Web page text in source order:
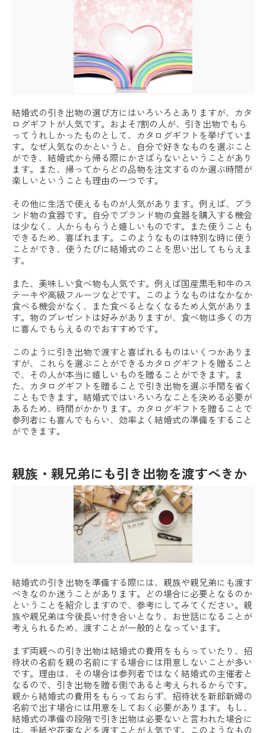
結婚式の引き出物の選び方にはいろいろとありますが、カタ
ログギフトが人気です。およそ7割の人が、引き出物でもら
ってうれしかったものとして、カタログギフトを挙げていま
す。なぜ人気なのかというと、自分で好きなものを選ぶこと
ができ、結婚式から帰る際にかさばらないということがあり
ます。また、帰ってからどの品物を注文するのか選ぶ時間が
楽しいということも理由の一つです。
その他に生活で使えるものが人気があります。例えば、ブラ
ンド物の食器です。自分でブランド物の食器を購入する機会
は少なく、人からもらうと嬉しいものです。また使うことも
できるため、喜ばれます。このようなものは特別な時に使う
ことができ、使うたびに結婚式のことを思い出してもらえま
す。
また、美味しい食べ物も人気です。例えば国産黒毛和牛のス
テーキや高級フルーツなどです。このようなものはなかなか
食べる機会がなく、また食べるとなくなるため人気がありま
す。物のプレゼントは好みがありますが、食べ物は多くの方
に喜んでもらえるのでおすすめです。
このように引き出物で渡すと喜ばれるものはいくつかありま
すが、これらを選ぶことができるカタログギフトを贈ること
で、その人が本当に嬉しいものを贈ることができます。ま
た、カタログギフトを贈ることで引き出物を選ぶ手間を省く
こともできます。結婚式ではいろいろなことを決める必要が
あるため、時間がかかります。カタログギフトを贈ることで
参列者にも喜んでもらい、効率よく結婚式の準備をすること
ができます。
親族・親兄弟にも引き出物を渡すべきか
結婚式の引き出物を準備する際には、親族や親兄弟にも渡す
べきなのか迷うことがあります。どの場合に必要となるのか
ということを紹介しますので、参考にしてみてください。親
族や親兄弟は今後長い付き合いとなり、お世話になることが
考えられるため、渡すことが一般的となっています。
まず両親への引き出物は結婚式の費用をもらっていたり、招
待状の名前を親の名前にする場合には用意しないことが多い
です。理由は、その場合は参列者ではなく結婚式の主催者と
なるので、引き出物を贈る側であると考えられるからです。
親から結婚式の費用をもらっておらず、招待状を新郎新婦の
名前で出す場合には用意をしておく必要があります。もし、
結婚式の準備の段階で引き出物は必要ないと言われた場合に
は、手紙や花束などを渡すことが人気です。このようなもの